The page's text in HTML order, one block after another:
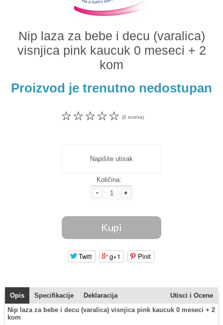
Nip laza za bebe i decu (varalica)
visnjica pink kaucuk 0 meseci + 2
kom
Proizvod je trenutno nedostupan
☆
☆
☆
☆
☆ (0 ocena)
Napišite utisak
Količina:
Twitt g+1 Pinit
Opis Specifikacije Deklaracija
Utisci i Ocene
Nip laza za bebe i decu (varalica) visnjica pink kaucuk 0 meseci + 2
kom